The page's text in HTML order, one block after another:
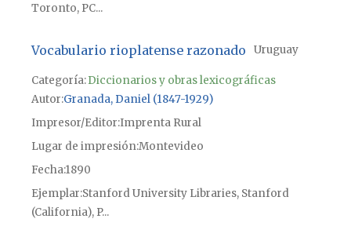
Toronto, PC...
Vocabulario rioplatense razonado Uruguay
Categoría:Diccionarios y obras lexicográficas
Autor Granada, Daniel (1847-1929)
Impresor/Editor Imprenta Rural
Lugar de impresiónMontevideo
Fecha1890
Ejemplar Stanford University Libraries, Stanford
(California), P...